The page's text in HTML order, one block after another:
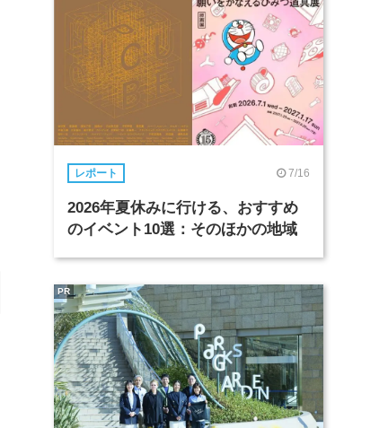
レポート 7/16
2026年夏休みに行ける、おすすめ
のイベント10選：そのほかの地域
PR